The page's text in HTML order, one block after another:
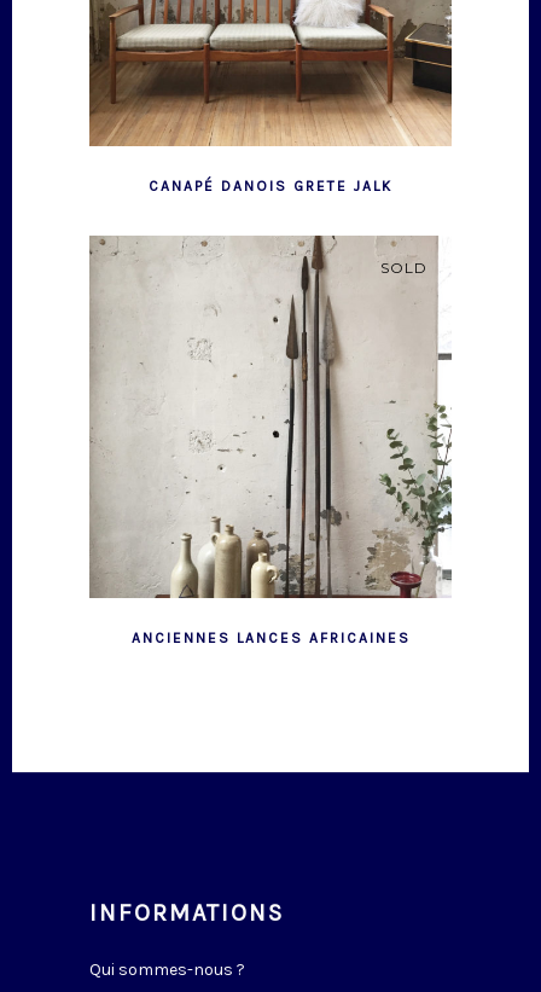
CANAPÉ DANOIS GRETE JALK
SOLD
ANCIENNES LANCES AFRICAINES
INFORMATIONS
Qui sommes-nous ?